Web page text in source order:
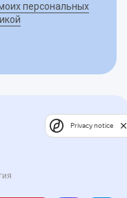
персональных
Privacy notice